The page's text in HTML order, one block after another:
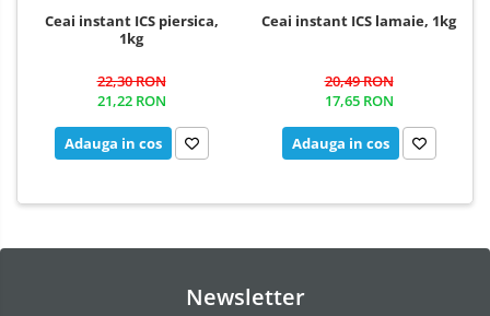
Ceai instant ICS piersica,
1kg
22,30 RON
21,22 RON
Adauga in cos
Ceai instant ICS lamaie, 1kg
20,49 RON
17,65 RON
Adauga in cos
Newsletter